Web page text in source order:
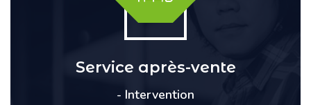
Service après-vente
- Intervention